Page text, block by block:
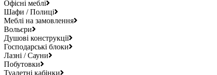
Офісні меблі
Шафи / Полиці
Меблі на замовлення
Вольєри
Душові конструкції
Господарські блоки
Лазні / Сауни
Побутовки
Туалетні кабінки